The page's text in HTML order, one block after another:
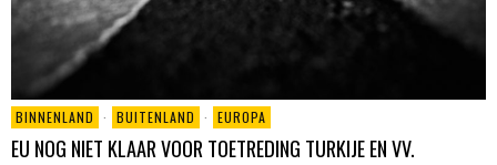
BINNENLAND · BUITENLAND · EUROPA
EU NOG NIET KLAAR VOOR TOETREDING TURKIJE EN VV.